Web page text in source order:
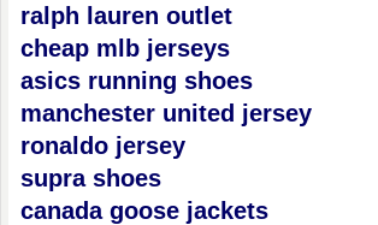
ralph lauren outlet
cheap mlb jerseys
asics running shoes
manchester united jersey
ronaldo jersey
supra shoes
canada goose jackets